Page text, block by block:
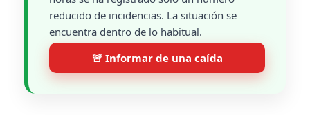
reducido de incidencias. La situación se
encuentra dentro de lo habitual.
🚨 Informar de una caída